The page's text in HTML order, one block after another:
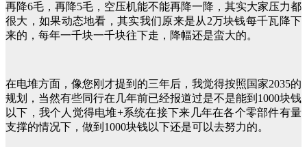
再降6毛，再降5毛，空压机能不能再降一降，其实大家压力都
很大，如果动态地看，其实我们原来是从2万块钱每千瓦降下
来的，每年一千块一千块往下走，降幅还是蛮大的。
在电堆方面，像您刚才提到的三年后，我觉得按照国家2035的
规划，当然有些同行在几年前已经报道过是不是能到1000块钱
以下，我个人觉得电堆+系统在接下来几年在各个零部件有量
支撑的情况下，做到1000块钱以下还是可以去努力的。